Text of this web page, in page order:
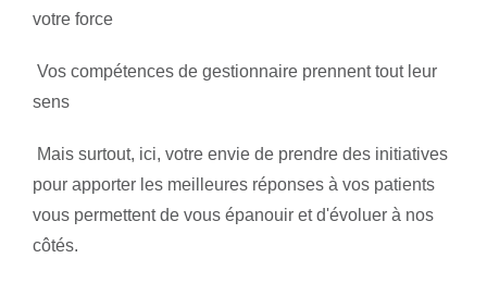
votre force
 Vos compétences de gestionnaire prennent tout leur
sens
 Mais surtout, ici, votre envie de prendre des initiatives
pour apporter les meilleures réponses à vos patients
vous permettent de vous épanouir et d'évoluer à nos
côtés.